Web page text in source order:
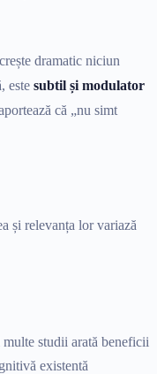
dramatic niciun
este subtil și modulator
că „nu simt
și relevanța lor variază
studii arată beneficii
existentă